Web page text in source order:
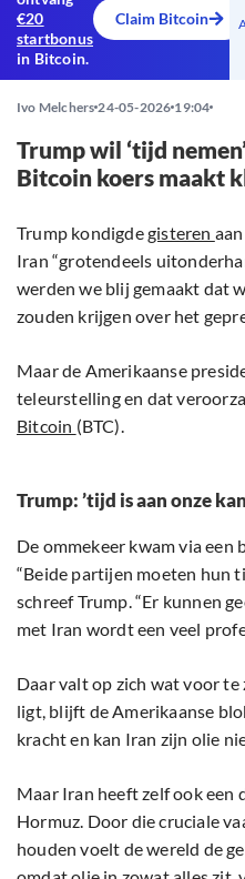
€20
startbonus
in Bitcoin.
Claim Bitcoin
Ivo Melchers 24-05-2026 19:04
Trump wil ‘tijd
Bitcoin koers maakt
Trump kondigdegisteren
Iran “grotendeels
werden we blij gemaakt dat
zouden krijgen over het
Maar de Amerikaanse
teleurstelling en dat
Bitcoin (BTC).
Trump: ’tijd is aan onze
De ommekeer kwam via een
“Beide partijen moeten hun
schreef Trump. “Er kunnen
met Iran wordt een veel
Daar valt op zich wat voor te
ligt, blijft de Amerikaanse
kracht en kan Iran zijn olie
Maar Iran heeft zelf ook een
Hormuz. Door die cruciale
houden voelt de wereld de